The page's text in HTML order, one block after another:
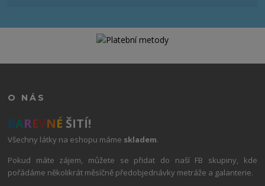
O NÁS
BAREVNÉ ŠITÍ!
Všechny látky na eshopu máme skladem.
Pokud máte zájem, můžete se přidat do naší FB skupiny, kde
pořádáme několikrát měsíčně předobjednávky metráže a galanterie.